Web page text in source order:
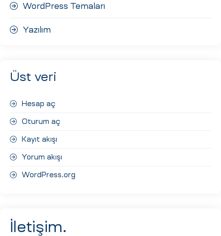
WordPress Temaları
Yazılım
Üst veri
Hesap aç
Oturum aç
Kayıt akışı
Yorum akışı
WordPress.org
İletişim.